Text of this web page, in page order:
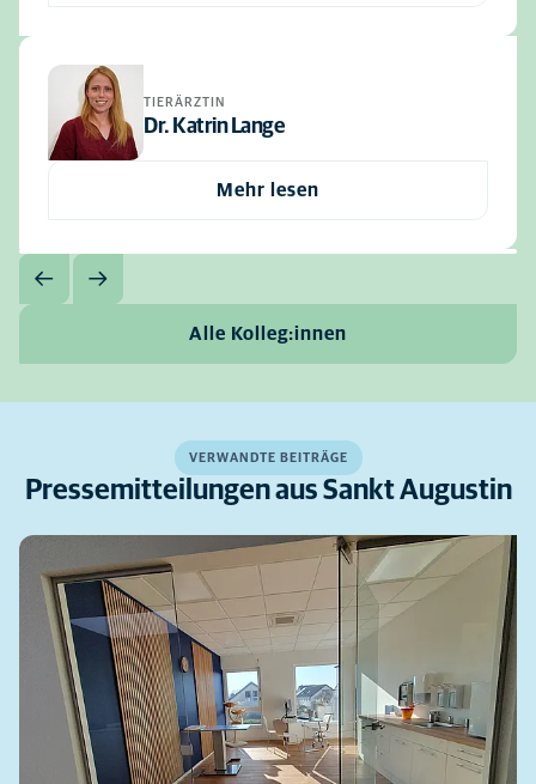
TIERÄRZTIN
Dr. Katrin Lange
Mehr lesen
Alle Kolleg:innen
VERWANDTE BEITRÄGE
Pressemitteilungen aus Sankt Augustin